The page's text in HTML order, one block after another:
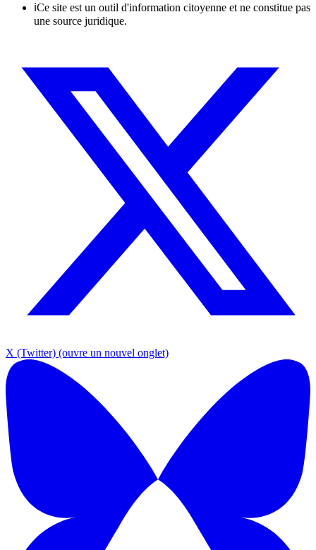
ℹCe site est un outil d'information citoyenne et ne constitue pas
une source juridique.
X (Twitter) (ouvre un nouvel onglet)